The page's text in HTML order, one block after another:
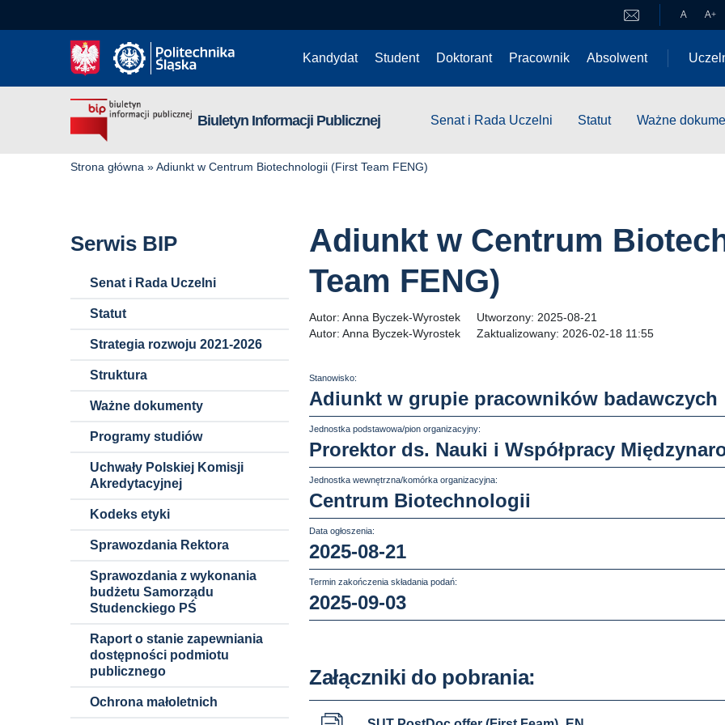
A A+
Kandydat Student Doktorant Pracownik Absolwent
Biuletyn Informacji Publicznej Senat i Rada Uczelni Statut Ważne
Strona główna »Adiunkt w Centrum Biotechnologii (First Team FENG)
Serwis BIP
Senat i Rada Uczelni
Statut
Strategia rozwoju 2021-2026
Struktura
Ważne dokumenty
Programy studiów
Uchwały Polskiej Komisji
Akredytacyjnej
Kodeks etyki
Sprawozdania Rektora
Sprawozdania z wykonania
budżetu Samorządu
Studenckiego PŚ
Raport o stanie zapewniania
dostępności podmiotu
publicznego
Ochrona małoletnich
Adiunkt w Centrum
Team FENG)
Autor: Anna Byczek-Wyrostek Utworzony: 2025-08-21
Autor: Anna Byczek-Wyrostek Zaktualizowany: 2026-02-18 11:55
Stanowisko:
Adiunkt w grupie pracowników badawczych
Jednostka podstawowa/pion organizacyjny:
Prorektor ds. Nauki i Współpracy
Jednostka wewnętrzna/komórka organizacyjna:
Centrum Biotechnologii
Data ogłoszenia:
2025-08-21
Termin zakończenia składania podań:
2025-09-03
Załączniki do pobrania: